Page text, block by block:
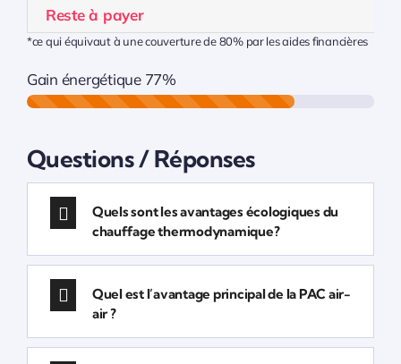
Reste à payer
*ce qui équivaut à une couverture de 80% par les aides financières
Gain énergétique 77%
Questions / Réponses
Quels sont les avantages écologiques du
chauffage thermodynamique?
Quel est l’avantage principal de la PAC air-
air ?